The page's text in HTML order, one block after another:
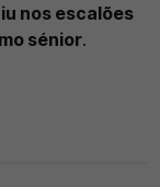
nos escalões
sénior.